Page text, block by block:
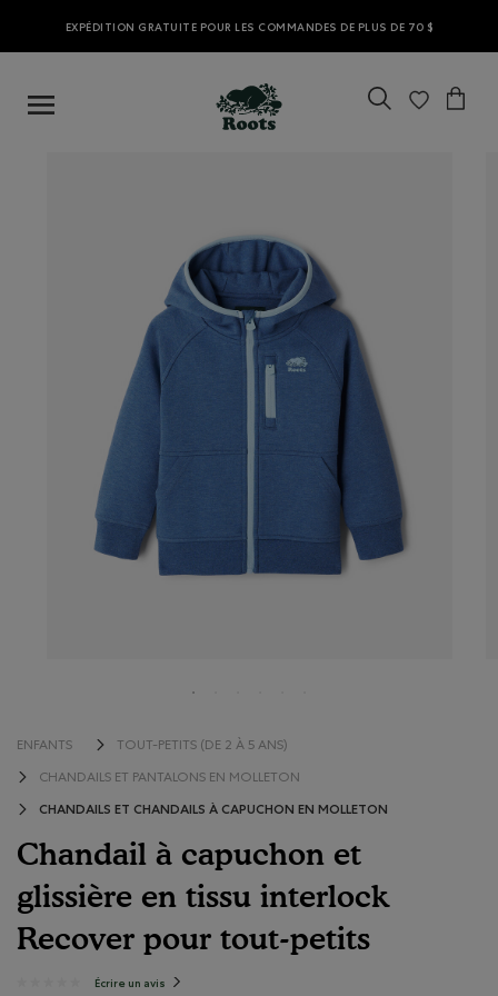
EXPÉDITION GRATUITE POUR LES COMMANDES DE PLUS DE 70 $
ENFANTS TOUT-PETITS (DE 2 À 5 ANS)
CHANDAILS ET PANTALONS EN MOLLETON
CHANDAILS ET CHANDAILS À CAPUCHON EN MOLLETON
Chandail à capuchon et
glissière en tissu interlock
Recover pour tout-petits
5 sur 5 évaluations de consommateurs
Écrire un avis